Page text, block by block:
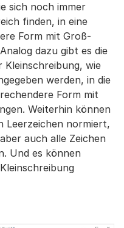
sich noch immer
finden, in eine
Form mit Groß-
dazu gibt es die
Kleinschreibung, wie
werden, in die
Form mit
Weiterhin können
Leerzeichen normiert,
auch alle Zeichen
Und es können